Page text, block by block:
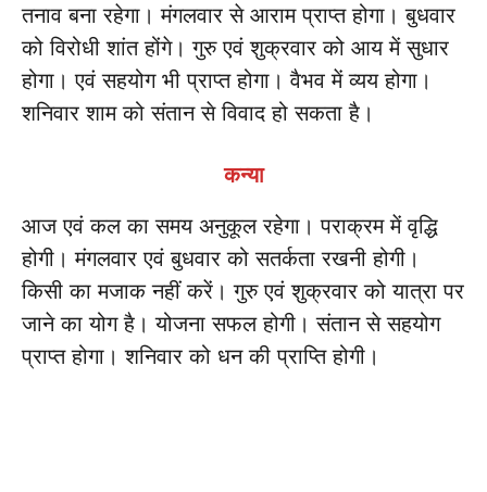
तनाव बना रहेगा। मंगलवार से आराम प्राप्त होगा। बुधवार
को विरोधी शांत होंगे। गुरु एवं शुक्रवार को आय में सुधार
होगा। एवं सहयोग भी प्राप्त होगा। वैभव में व्यय होगा।
शनिवार शाम को संतान से विवाद हो सकता है।
कन्या
आज एवं कल का समय अनुकूल रहेगा। पराक्रम में वृद्धि
होगी। मंगलवार एवं बुधवार को सतर्कता रखनी होगी।
किसी का मजाक नहीं करें। गुरु एवं शुक्रवार को यात्रा पर
जाने का योग है। योजना सफल होगी। संतान से सहयोग
प्राप्त होगा। शनिवार को धन की प्राप्ति होगी।